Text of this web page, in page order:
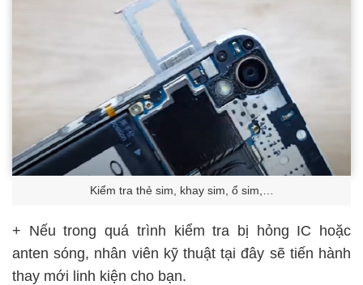
Kiểm tra thẻ sim, khay sim, ổ sim,…
+ Nếu trong quá trình kiểm tra bị hỏng IC hoặc
anten sóng, nhân viên kỹ thuật tại đây sẽ tiến hành
thay mới linh kiện cho bạn.